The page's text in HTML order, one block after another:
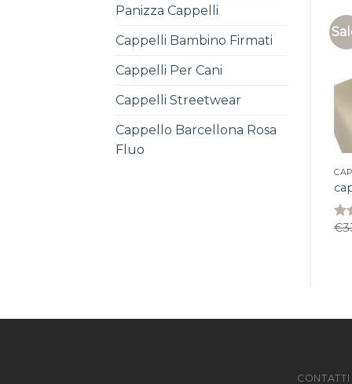
Panizza Cappelli
Cappelli Bambino Firmati
Cappelli Per Cani
Cappelli Streetwear
Cappello Barcellona Rosa
Fluo
€
CONTATTI